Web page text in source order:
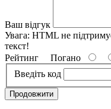
Ваш відгук
Увага: HTML не
текст!
Рейтинг Погано
Введіть код
Продовжити